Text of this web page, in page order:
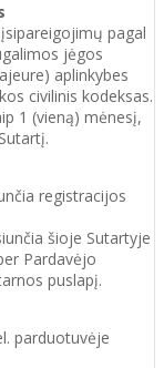
pagal
jėgos
aplinkybes
civilinis kodeksas.
1 (vieną) mėnesį,
registracijos
šioje Sutartyje
Pardavėjo
puslapį.
parduotuvėje